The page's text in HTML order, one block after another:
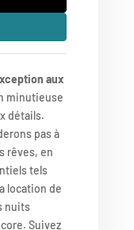
aux
minutieuse
détails.
pas à
rêves, en
tels
location de
nuits
Suivez